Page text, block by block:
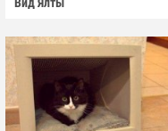
Вид Ялты